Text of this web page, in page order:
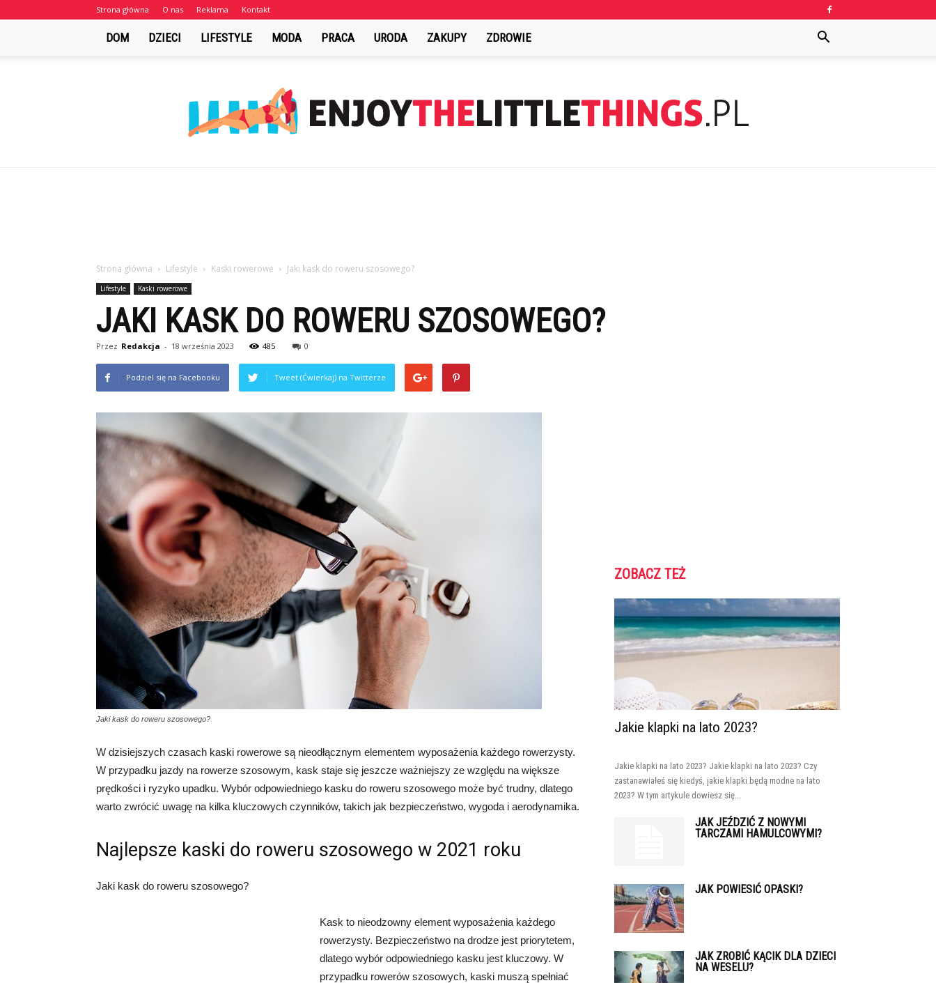
Strona główna O nas Reklama Kontakt
DOM DZIECI LIFESTYLE MODA PRACA URODA ZAKUPY ZDROWIE
Strona główna Lifestyle Kaski rowerowe Jaki kask do roweru szosowego?
Lifestyle Kaski rowerowe
JAKI KASK DO ROWERU SZOSOWEGO?
Przez Redakcja - 18 września 2023 485 0
Podziel się na Facebooku Tweet (Ćwierkaj) na Twitterze
Jaki kask do roweru szosowego?
W dzisiejszych czasach kaski rowerowe są nieodłącznym elementem wyposażenia każdego rowerzysty.
W przypadku jazdy na rowerze szosowym, kask staje się jeszcze ważniejszy ze względu na większe
prędkości i ryzyko upadku. Wybór odpowiedniego kasku do roweru szosowego może być trudny, dlatego
warto zwrócić uwagę na kilka kluczowych czynników, takich jak bezpieczeństwo, wygoda i aerodynamika.
Najlepsze kaski do roweru szosowego w 2021 roku
Jaki kask do roweru szosowego?
Kask to nieodzowny element wyposażenia każdego
rowerzysty. Bezpieczeństwo na drodze jest priorytetem,
dlatego wybór odpowiedniego kasku jest kluczowy. W
przypadku rowerów szosowych, kaski muszą spełniać
ZOBACZ TEŻ
Jakie klapki na lato 2023?
Jakie klapki na lato 2023? Jakie klapki na lato 2023? Czy
zastanawiałeś się kiedyś, jakie klapki będą modne na lato
2023? W tym artykule dowiesz się...
JAK JEŹDZIĆ Z NOWYMI
TARCZAMI HAMULCOWYMI?
JAK POWIESIĆ OPASKI?
JAK ZROBIĆ KĄCIK DLA DZIECI
NA WESELU?